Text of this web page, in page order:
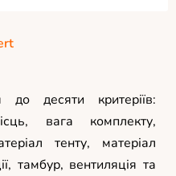
до десяти критеріїв:
вага комплекту,
тенту, матеріал
тамбур, вентиляція та